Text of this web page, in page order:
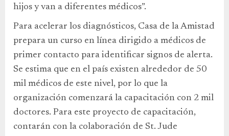
hijos y van a diferentes médicos”.
Para acelerar los diagnósticos, Casa de la Amistad
prepara un curso en línea dirigido a médicos de
primer contacto para identificar signos de alerta.
Se estima que en el país existen alrededor de 50
mil médicos de este nivel, por lo que la
organización comenzará la capacitación con 2 mil
doctores. Para este proyecto de capacitación,
contarán con la colaboración de St. Jude